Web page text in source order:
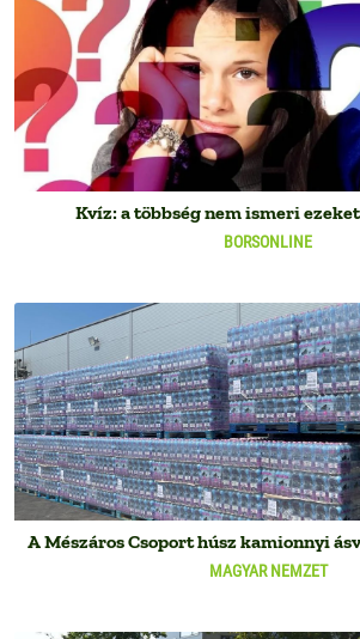
BORSONLINE
Kvíz: a többség nem ismeri
MAGYAR NEMZET
A Mészáros Csoport húsz kamionnyi